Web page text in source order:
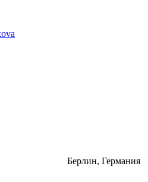
Берлин, Германия